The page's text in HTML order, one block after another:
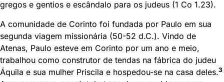
gregos e gentios e escândalo para os judeus (1 Co 1.23).
A comunidade de Corinto foi fundada por Paulo em sua
segunda viagem missionária (50-52 d.C.). Vindo de
Atenas, Paulo esteve em Corinto por um ano e meio,
trabalhou como construtor de tendas na fábrica do judeu
Áquila e sua mulher Priscila e hospedou-se na casa deles.3